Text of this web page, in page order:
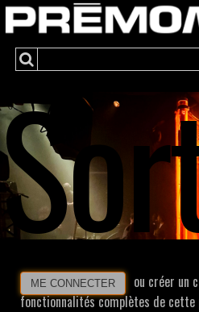
ME CONNECTER
ou créer un
fonctionnalités complètes de cette